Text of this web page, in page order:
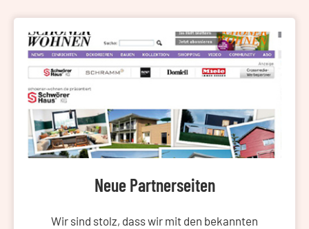
Neue Partnerseiten
Wir sind stolz, dass wir mit den bekannten